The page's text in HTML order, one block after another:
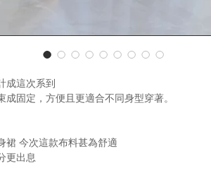
成這次系到
成固定，方便且更適合不同身型穿著。
裙 今次這款布料甚為舒適
更出息